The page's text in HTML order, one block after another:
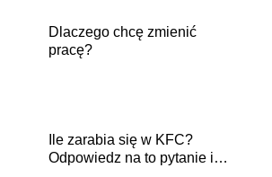
Dlaczego chcę zmienić
pracę?
Ile zarabia się w KFC?
Odpowiedz na to pytanie i